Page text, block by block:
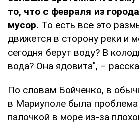
то, что с февраля из
мусор. То есть все это
движется в сторону реки и
сегодня берут воду? В
вода? Она ядовита", –
По словам Бойченко, в
в Мариуполе была
палочкой в море из-за